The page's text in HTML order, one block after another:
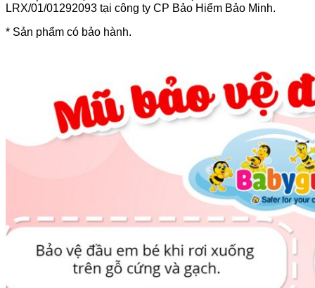
LRX/01/01292093 tại công ty CP Bảo Hiểm Bảo Minh.
* Sản phẩm có bảo hành.